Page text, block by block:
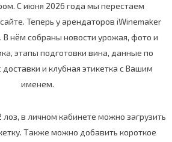
С июня 2026 года мы перестаем
Теперь у арендаторов iWinemaker
В нём собраны новости урожая, фото и
этапы подготовки вина, данные по
и клубная этикетка с Вашим
именем.
лоз, в личном кабинете можно загрузить
Также можно добавить короткое